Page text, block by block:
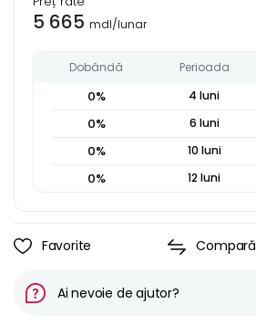
5 665 mdl/lunar
Dobândă Perioada
0% 4 luni
0% 6 luni
0% 10 luni
0% 12luni
Favorite Compară
Ai nevoie de ajutor?